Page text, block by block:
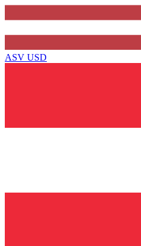
ASV USD